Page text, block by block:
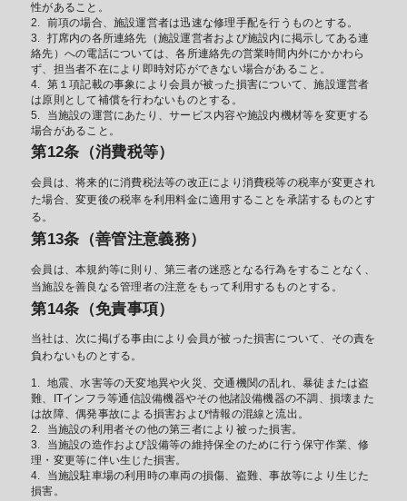
性があること。
前項の場合、施設運営者は迅速な修理手配を行うものとする。
打席内の各所連絡先（施設運営者および施設内に掲示してある連
絡先）への電話については、各所連絡先の営業時間内外にかかわら
ず、担当者不在により即時対応ができない場合があること。
第１項記載の事象により会員が被った損害について、施設運営者
は原則として補償を行わないものとする。
当施設の運営にあたり、サービス内容や施設内機材等を変更する
場合があること。
第12条（消費税等）
会員は、将来的に消費税法等の改正により消費税等の税率が変更され
た場合、変更後の税率を利用料金に適用することを承諾するものとす
る。
第13条（善管注意義務）
会員は、本規約等に則り、第三者の迷惑となる行為をすることなく、
当施設を善良なる管理者の注意をもって利用するものとする。
第14条（免責事項）
当社は、次に掲げる事由により会員が被った損害について、その責を
負わないものとする。
地震、水害等の天変地異や火災、交通機関の乱れ、暴徒または盗
難、ITインフラ等通信設備機器やその他諸設備機器の不調、損壊また
は故障、偶発事故による損害および情報の混線と流出。
当施設の利用者その他の第三者により被った損害。
当施設の造作および設備等の維持保全のために行う保守作業、修
理・変更等に伴い生じた損害。
当施設駐車場の利用時の車両の損傷、盗難、事故等により生じた
損害。